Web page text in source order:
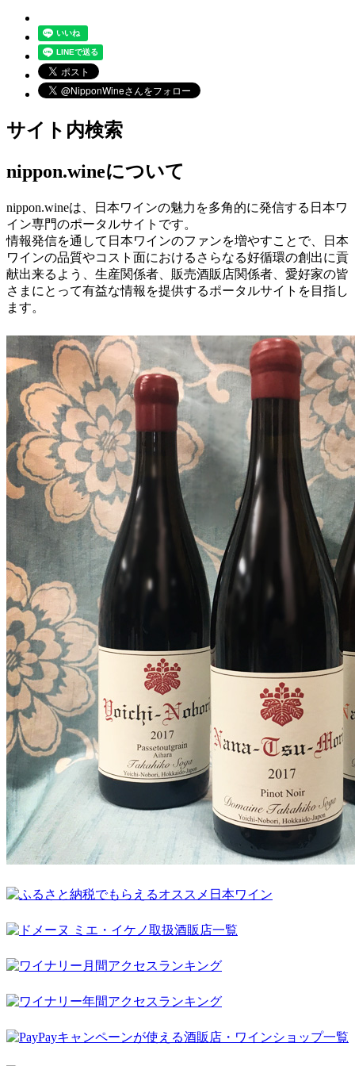
サイト内検索
nippon.wineについて
nippon.wineは、日本ワインの魅力を多角的に発信する日本ワ
イン専門のポータルサイトです。
情報発信を通して日本ワインのファンを増やすことで、日本
ワインの品質やコスト面におけるさらなる好循環の創出に貢
献出来るよう、生産関係者、販売酒販店関係者、愛好家の皆
さまにとって有益な情報を提供するポータルサイトを目指し
ます。